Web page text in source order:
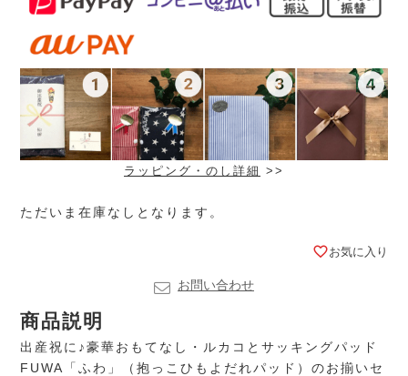
ラッピング・のし詳細 >>
ただいま在庫なしとなります。
お気に入り
お問い合わせ
商品説明
出産祝に♪豪華おもてなし・ルカコとサッキングパッド
FUWA「ふわ」（抱っこひもよだれパッド）のお揃いセ